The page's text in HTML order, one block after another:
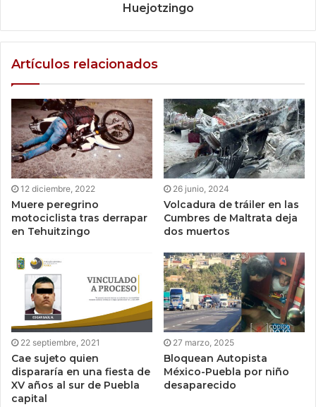
Huejotzingo
Artículos relacionados
12 diciembre, 2022
Muere peregrino
motociclista tras derrapar
en Tehuitzingo
26 junio, 2024
Volcadura de tráiler en las
Cumbres de Maltrata deja
dos muertos
22 septiembre, 2021
Cae sujeto quien
dispararía en una fiesta de
XV años al sur de Puebla
capital
27 marzo, 2025
Bloquean Autopista
México-Puebla por niño
desaparecido